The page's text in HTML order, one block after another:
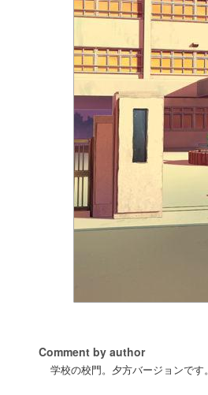
Comment by author
学校の校門。夕方バージョンです。